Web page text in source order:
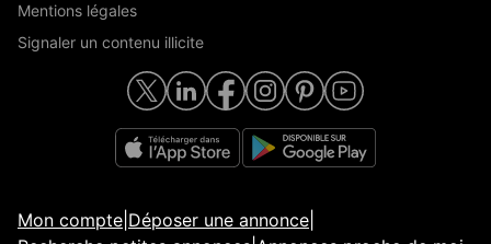
Mentions légales
Signaler un contenu illicite
Mon compte Déposer une annonce